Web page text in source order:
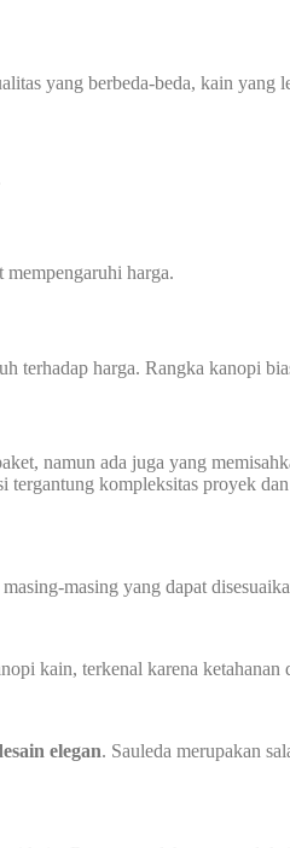
yang berbeda-beda, kain yang
harga.
harga. Rangka kanopi
namun ada juga yang
kompleksitas proyek
masing yang dapat
kain, terkenal karena ketahanan
elegan. Sauleda merupakan